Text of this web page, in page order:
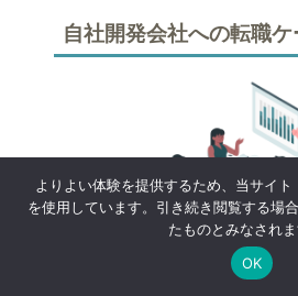
自社開発会社への転職
よりよい体験を提供するため、当サイ
を使用しています。引き続き閲覧する場
たものとみなされま
OK